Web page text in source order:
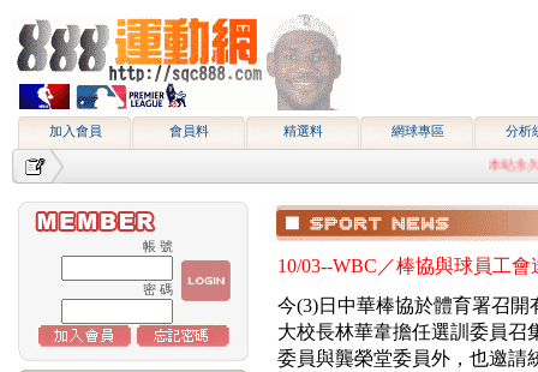
加入會員 會員料 精選料 網球專區 分析
本站永久
帳 號
密 碼
10/03--WBC／棒協與球員工
今(3)日中華棒協於體育署召
大校長林華韋擔任選訓委員召
委員與龔榮堂委員外，也邀請